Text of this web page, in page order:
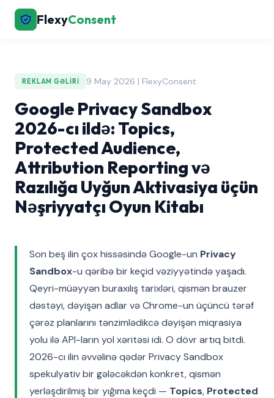
FlexyConsent
REKLAM GƏLIRI 9 May 2026 | FlexyConsent
Google Privacy Sandbox
2026-cı ildə: Topics,
Protected Audience,
Attribution Reporting və
Razılığa Uyğun Aktivasiya üçün
Nəşriyyatçı Oyun Kitabı
Son beş ilin çox hissəsində Google-un Privacy
Sandbox-u qəribə bir keçid vəziyyətində yaşadı.
Qeyri-müəyyən buraxılış tarixləri, qismən brauzer
dəstəyi, dəyişən adlar və Chrome-un üçüncü tərəf
çərəz planlarını tənzimlədikcə dəyişən miqrasiya
yolu ilə API-ların yol xəritəsi idi. O dövr artıq bitdi.
2026-cı ilin əvvəlinə qədər Privacy Sandbox
spekulyativ bir gələcəkdən konkret, qismən
yerləşdirilmiş bir yığıma keçdi — Topics, Protected